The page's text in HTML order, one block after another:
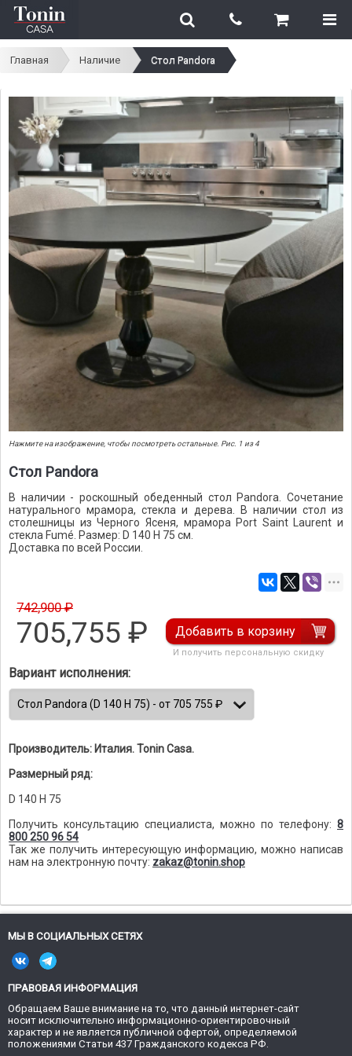
Главная Наличие Стол Pandora
Нажмите на изображение, чтобы посмотреть остальные. Рис. 1 из 4
Стол Pandora
В наличии - роскошный обеденный стол Pandora. Сочетание
натурального мрамора, стекла и дерева. В наличии стол из
столешницы из Черного Ясеня, мрамора Port Saint Laurent и
стекла Fumé. Размер: D 140 H 75 см.
Доставка по всей России.
742,900 ₽
705,755 ₽ Добавить в корзину
И получить персональную скидку
Вариант исполнения:
Производитель: Италия. Tonin Casa.
Размерный ряд:
D 140 H 75
Получить консультацию специалиста, можно по телефону: 8
800 250 96 54
Так же получить интересующую информацию, можно написав
нам на электронную почту: zakaz@tonin.shop
МЫ В СОЦИАЛЬНЫХ СЕТЯХ
ПРАВОВАЯ ИНФОРМАЦИЯ
Обращаем Ваше внимание на то, что данный интернет-сайт
носит исключительно информационно-ориентировочный
характер и не является публичной офертой, определяемой
положениями Статьи 437 Гражданского кодекса РФ.